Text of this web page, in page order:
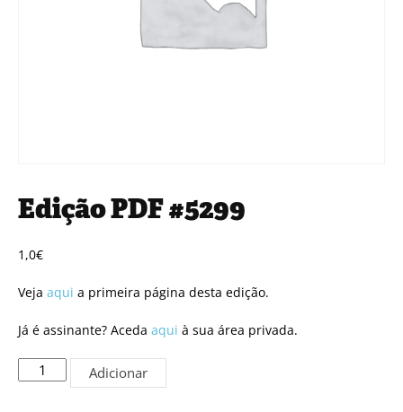
Edição PDF #5299
1,0€
Veja aqui a primeira página desta edição.
Já é assinante? Aceda aqui à sua área privada.
Quantidade
de
Adicionar